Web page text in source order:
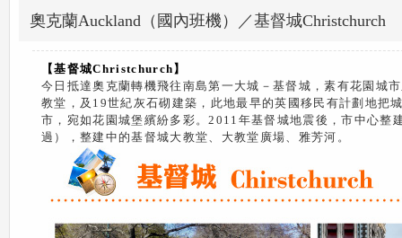
奧克蘭Auckland（國內班機）／基督城Christchurch
【基督城Christchurch 】
今日抵達奧克蘭轉機飛往南島第一大城－基督城，素有花園城
教堂，及19世紀灰石砌建築，此地最早的英國移民有計劃地把
市，宛如花園城堡繽紛多彩。2011年基督城地震後，市中心
過），整建中的基督城大教堂、大教堂廣場、雅芳河。